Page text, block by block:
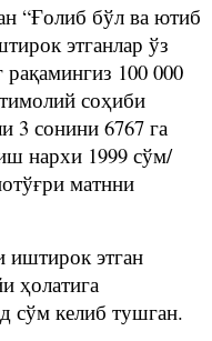
“Ғолиб бўл ва ютиб
этганлар ўз
100 000
соҳиби
3 сонини 6767 га
нархи 1999 сўм/
матнни
этган
ҳолатига
сўм келиб тушган.